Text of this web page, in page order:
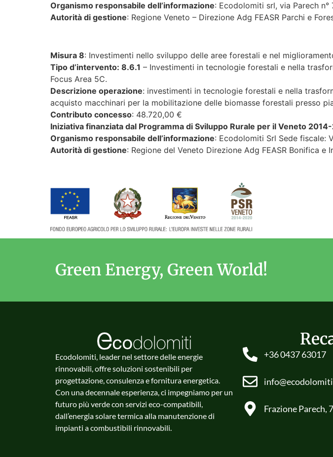
Organismo responsabile dell’informazione: Ecodolomiti srl, via Parech
Autorità di gestione: Regione Veneto – Direzione Adg FEASR Parchi e
Misura 8: Investimenti nello sviluppo delle aree forestali e nel
Tipo d’intervento: 8.6.1 – Investimenti in tecnologie forestali e nella
Focus Area 5C.
Descrizione operazione: investimenti in tecnologie forestali e nella
acquisto macchinari per la mobilitazione delle biomasse forestali presso
Contributo concesso: 48.720,00 €
Iniziativa finanziata dal Programma di Sviluppo Rurale per il Veneto
Organismo responsabile dell’informazione: Ecodolomiti Srl Sede fiscale:
Autorità di gestione: Regione del Veneto Direzione Adg FEASR Bonifica e
Green Energy, Green World!
Ecodolomiti, leader nel settore delle energie
rinnovabili, offre soluzioni sostenibili per
progettazione, consulenza e fornitura energetica.
Con una decennale esperienza, ci impegniamo per un
futuro più verde con servizi eco-compatibili,
dall’energia solare termica alla manutenzione di
impianti a combustibili rinnovabili.
+36 0437 63017
Frazione Parech,